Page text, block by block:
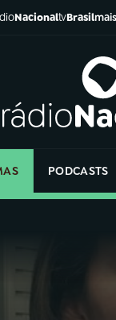
NacionaltvBrasilmais
PODCASTS